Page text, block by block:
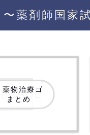
薬剤師国家
薬物治療ゴ
まとめ